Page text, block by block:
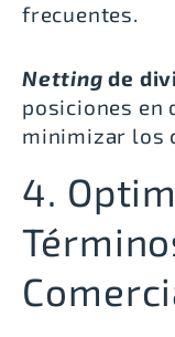
frecuentes.
Nettingde
posiciones en
minimizar los
4.